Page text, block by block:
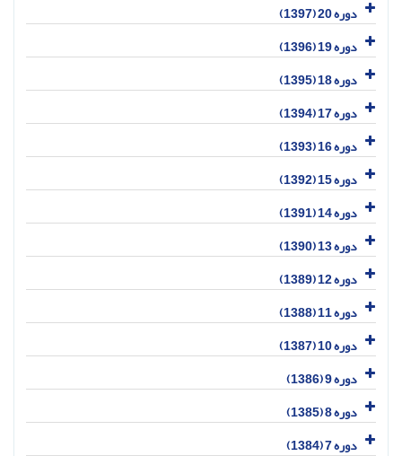
دوره 20 (1397)
دوره 19 (1396)
دوره 18 (1395)
دوره 17 (1394)
دوره 16 (1393)
دوره 15 (1392)
دوره 14 (1391)
دوره 13 (1390)
دوره 12 (1389)
دوره 11 (1388)
دوره 10 (1387)
دوره 9 (1386)
دوره 8 (1385)
دوره 7 (1384)